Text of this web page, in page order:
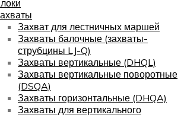
Захват для лестничных маршей
Захваты балочные (захваты-
струбцины LJ-Q)
Захваты вертикальные (DHQL)
Захваты вертикальные поворотные
(DSQA)
Захваты горизонтальные (DHQA)
Захваты для вертикального